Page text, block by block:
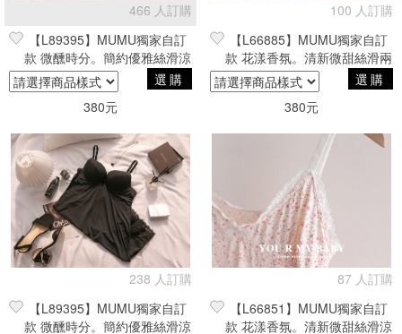
466 人訂購
【L89395】MUMU獨家自訂
款 微醺時分。簡約優雅絲滑涼
感睡衣。白
選購
380元
100 人訂購
【L66885】MUMU獨家自訂
款 花漾香氛。清新微甜絲滑兩
件式睡衣
選購
380元
238 人訂購
【L89395】MUMU獨家自訂
款 微醺時分。簡約優雅絲滑涼
87 人訂購
【L66851】MUMU獨家自訂
款 花漾香氛。清新微甜絲滑涼